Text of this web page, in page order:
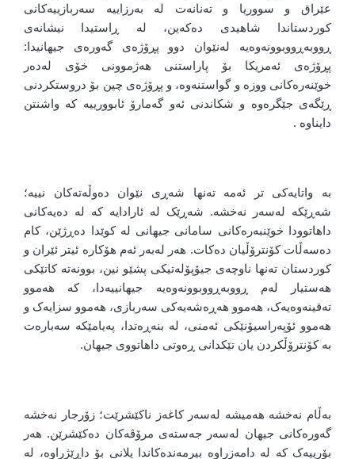
عێراق و سووریا و تەنانەت لە بەرزاییە سەربازییەکانی
کوردستاندا شاهیدی دەکەین، لە ڕاستیدا نیشانەی
ڕووبەڕووبوونەوەیە لەنێوان دوو پڕۆژەی گەورەی جیهانیدا:
پڕۆژەی ئەمریکا بۆ پاراستنی هەژموونی خۆی لەدەر
خوێنەرەکانی ووزە و گواستنەوە، و پڕۆژەی چین بۆ دروستکردنی
ڕێگەی جێگرەوە و شکاندنی ئەو گەمارۆ ئابوورییە که واشنتن
دایناوه .
بە واتایەکی تر ئەمە تەنها شەڕی نێوان دەوڵەتەکان نییە؛
شەڕێکە لەسەر نەخشە. شەڕێک لە ئارادایە کە لە دەیەکانی
داهاتوودا خوێنبەرەکانی سامانی جیهانی لە کوێدا دەڕژێن، کام
دەسەڵات کۆنترۆڵیان دەکات. هەر لەبەر ئەم هۆکارە ئیتر ئێران و
کوردستان تەنها ناوچەی جیۆپۆلەتیکی پشێو نین، بوونەتە کاتێکی
هەستیار لەم ڕووبەڕووبوونەوەیە جیهانییەدا، کە هەموو
تەقینەوەیەک، هەموو هەڕەشەیەکی سەربازی، هەموو سزایەک و
هەموو ئۆپەراسیۆنێکی ئەمنی، لە بنەڕەتدا، پەیامێکە سەبارەت
بە کۆنترۆڵکردن یان تێکدانی ڕەوتی داهاتووی جیهان.
بەڵام نەخشە هەمیشە لەسەر کاغەز ناکێشرێت؛ زۆرجار نەخشە
گەورەکانی جیهان لەسەر جەستەی مرۆڤەکان دەکێشرێن. هەر
بۆرییەک کە لە دامەزراوە بیرمەندەکاندا پلانی بۆ داڕێژراوە، لە